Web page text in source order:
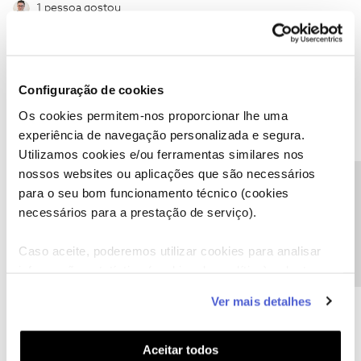
Configuração de cookies
Os cookies permitem-nos proporcionar lhe uma
experiência de navegação personalizada e segura.
Utilizamos cookies e/ou ferramentas similares nos
nossos websites ou aplicações que são necessários
para o seu bom funcionamento técnico (cookies
necessários para a prestação de serviço).
Caso aceite, poderemos utilizar cookies para analisar
funcionalidades (cookies de personalização e
funcionalidade) e adaptar anúncios aos seus interesses
(cookies de publicidade personalizada). Pode gerir a
Ver mais detalhes
Aceitar todos
1 pessoa gostou
@Juliana M. Santos Bertuci, pode, por favor, confirmar se enviou
para o perfil@Fórum.
Isto porque não verificamos que tenhamos recebido uma sua.
como "Melhor Resposta" e faça "Like" nos melhores comentários.
Juliana M. Santos Bertuci AUTOR